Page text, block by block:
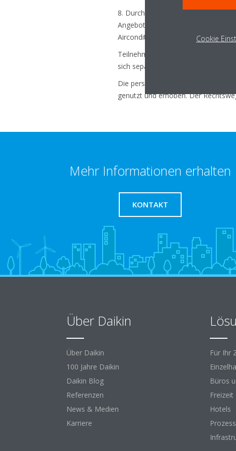
8. Durch die Anmeldung zum
Angebote, Produkte und Tipps &
Airconditioning zu erhalten.
Teilnehmer:innen können diese
sich separat bei jedem Newsletter
Die personenbezogenen Daten
genutzt und erhoben. Der
Mehr Informationen erhalten
KONTAKT
Über Daikin
Über Daikin
100 Jahre Daikin
Daikin Blog
Referenzen
News & Medien
Karriere
Für Ihr
Büros
Freizeit
Hotels
Cookie